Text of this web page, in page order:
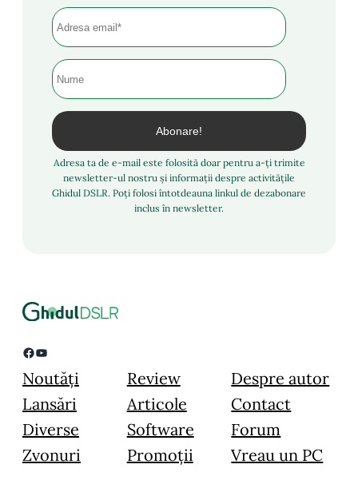
Adresa ta de e-mail este folosită doar pentru a-ți trimite
newsletter-ul nostru și informații despre activitățile
Ghidul DSLR. Poți folosi întotdeauna linkul de dezabonare
inclus în newsletter.
Facebook YouTube
Noutăți
Lansări
Diverse
Zvonuri
Review
Articole
Software
Promoții
Despre autor
Contact
Forum
Vreau un PC